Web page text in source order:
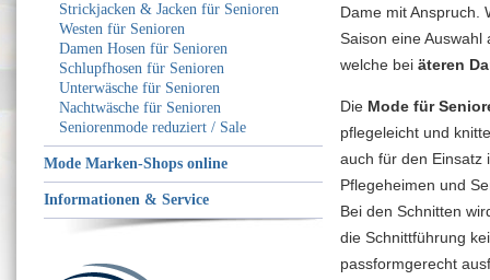
Strickjacken & Jacken für Senioren
Westen für Senioren
Damen Hosen für Senioren
Schlupfhosen für Senioren
Unterwäsche für Senioren
Nachtwäsche für Senioren
Seniorenmode reduziert / Sale
Mode Marken-Shops online
Informationen & Service
Dame mit Anspruch.
Saison eine Auswahl
welche bei äteren
Die Mode für
pflegeleicht und
auch für den Einsatz
Pflegeheimen und
Bei den Schnitten
die Schnittführung
passformgerecht